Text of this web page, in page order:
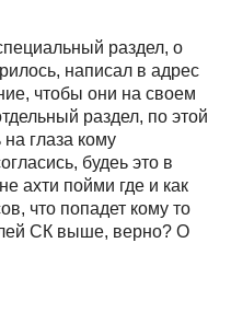
раздел, о
написал в адрес
чтобы они на своем
раздел, по этой
глаза кому
будеь это в
ахти пойми где и как
что попадет кому то
СК выше, верно? О